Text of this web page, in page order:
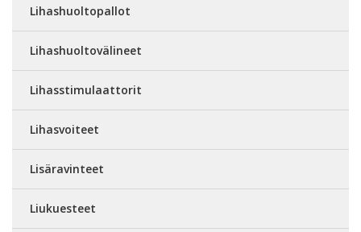
Lihashuoltopallot
Lihashuoltovälineet
Lihasstimulaattorit
Lihasvoiteet
Lisäravinteet
Liukuesteet